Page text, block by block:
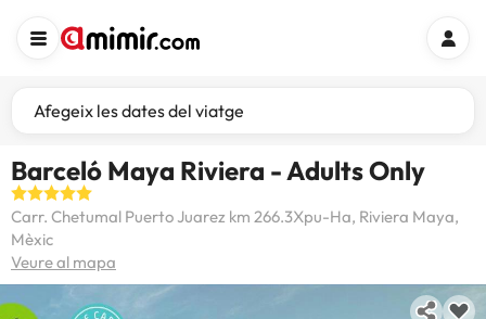
Afegeix les dates del viatge
Barceló Maya Riviera - Adults Only
Carr. Chetumal Puerto Juarez km 266.3Xpu-Ha, Riviera Maya,
Mèxic
Veure al mapa